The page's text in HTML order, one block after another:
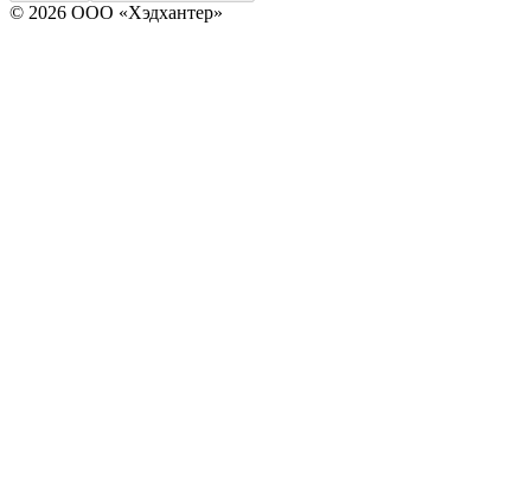
© 2026 ООО «Хэдхантер»